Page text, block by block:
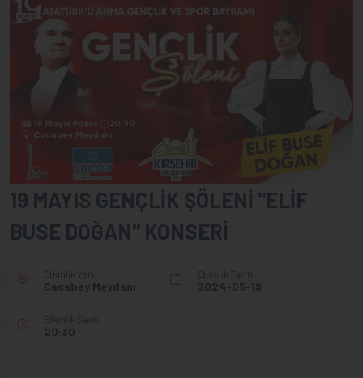
19 MAYIS GENÇLİK ŞÖLENİ "ELİF
BUSE DOĞAN" KONSERİ
Etkinlik Yeri
Cacabey Meydanı
Etkinlik Tarihi
2024-05-19
Etkinlik Saati
20:30